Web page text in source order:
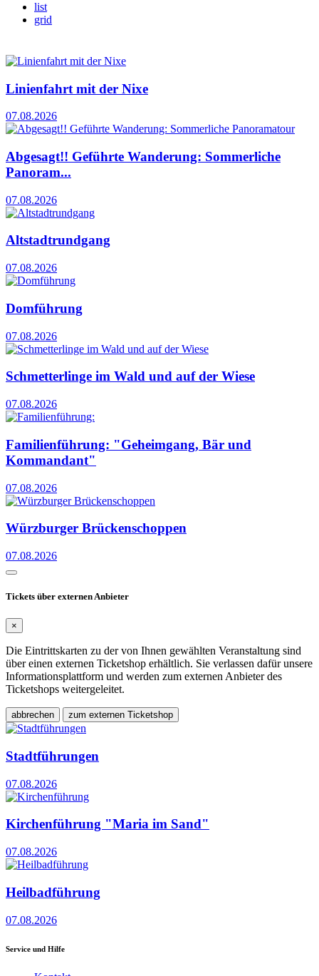
list
grid
Linienfahrt mit der Nixe
07.08.2026
Abgesagt!! Geführte Wanderung: Sommerliche
Panoram...
07.08.2026
Altstadtrundgang
07.08.2026
Domführung
07.08.2026
Schmetterlinge im Wald und auf der Wiese
07.08.2026
Familienführung: "Geheimgang, Bär und
Kommandant"
07.08.2026
Würzburger Brückenschoppen
07.08.2026
Tickets über externen Anbieter
×
Die Eintrittskarten zu der von Ihnen gewählten Veranstaltung sind
über einen externen Ticketshop erhältlich. Sie verlassen dafür unsere
Informationsplattform und werden zum externen Anbieter des
Ticketshops weitergeleitet.
abbrechen zum externen Ticketshop
Stadtführungen
07.08.2026
Kirchenführung "Maria im Sand"
07.08.2026
Heilbadführung
07.08.2026
Service und Hilfe